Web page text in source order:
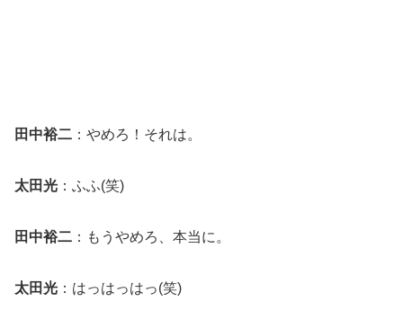
田中裕二 ：やめろ！それは。
太田光 ：ふふ(笑)
田中裕二 ：もうやめろ、本当に。
太田光 ：はっはっはっ(笑)